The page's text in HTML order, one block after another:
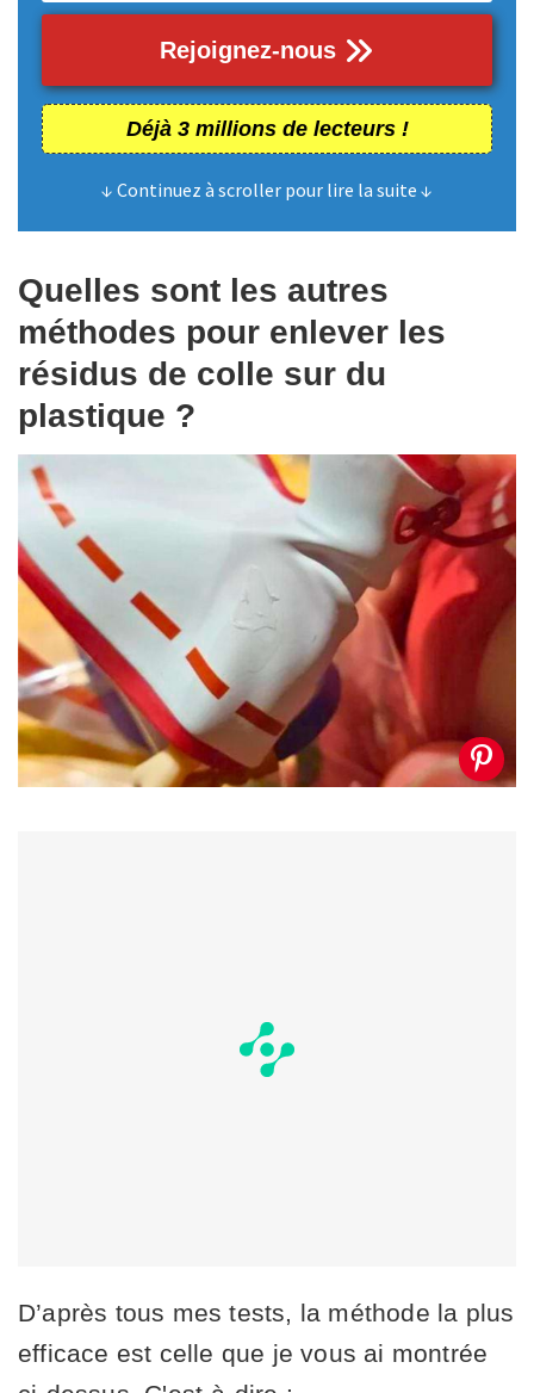
Rejoignez-nous
Déjà 3 millions de lecteurs !
↓ Continuez à scroller pour lire la suite ↓
Quelles sont les autres
méthodes pour enlever les
résidus de colle sur du
plastique ?
D’après tous mes tests, la méthode la plus
efficace est celle que je vous ai montrée